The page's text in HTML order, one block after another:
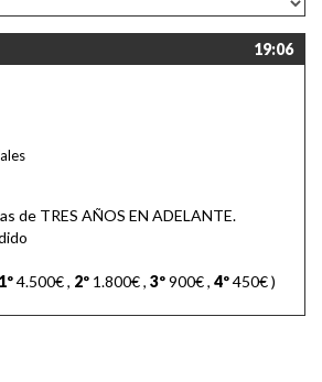
19:06
de TRES AÑOS EN ADELANTE.
1º4.500€, 2º 1.800€, 3º900€, 4º450€)